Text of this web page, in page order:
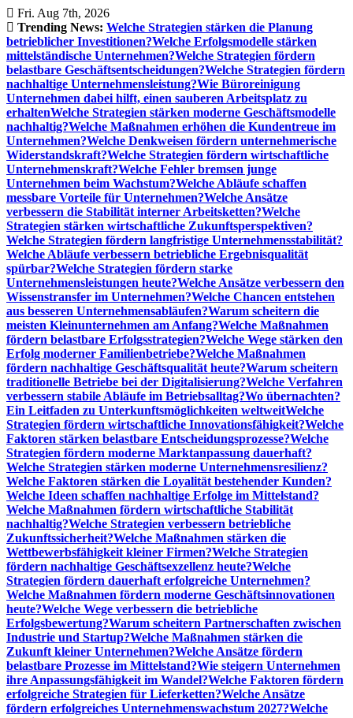
Skip
to
content
Fri. Aug 7th, 2026
Trending News: Welche Strategien stärken die Planung
betrieblicher Investitionen?Welche Erfolgsmodelle stärken
mittelständische Unternehmen?Welche Strategien fördern
belastbare Geschäftsentscheidungen?Welche Strategien fördern
nachhaltige Unternehmensleistung?Wie Büroreinigung
Unternehmen dabei hilft, einen sauberen Arbeitsplatz zu
erhaltenWelche Strategien stärken moderne Geschäftsmodelle
nachhaltig?Welche Maßnahmen erhöhen die Kundentreue im
Unternehmen?Welche Denkweisen fördern unternehmerische
Widerstandskraft?Welche Strategien fördern wirtschaftliche
Unternehmenskraft?Welche Fehler bremsen junge
Unternehmen beim Wachstum?Welche Abläufe schaffen
messbare Vorteile für Unternehmen?Welche Ansätze
verbessern die Stabilität interner Arbeitsketten?Welche
Strategien stärken wirtschaftliche Zukunftsperspektiven?
Welche Strategien fördern langfristige Unternehmensstabilität?
Welche Abläufe verbessern betriebliche Ergebnisqualität
spürbar?Welche Strategien fördern starke
Unternehmensleistungen heute?Welche Ansätze verbessern den
Wissenstransfer im Unternehmen?Welche Chancen entstehen
aus besseren Unternehmensabläufen?Warum scheitern die
meisten Kleinunternehmen am Anfang?Welche Maßnahmen
fördern belastbare Erfolgsstrategien?Welche Wege stärken den
Erfolg moderner Familienbetriebe?Welche Maßnahmen
fördern nachhaltige Geschäftsqualität heute?Warum scheitern
traditionelle Betriebe bei der Digitalisierung?Welche Verfahren
verbessern stabile Abläufe im Betriebsalltag?Wo übernachten?
Ein Leitfaden zu Unterkunftsmöglichkeiten weltweitWelche
Strategien fördern wirtschaftliche Innovationsfähigkeit?Welche
Faktoren stärken belastbare Entscheidungsprozesse?Welche
Strategien fördern moderne Marktanpassung dauerhaft?
Welche Strategien stärken moderne Unternehmensresilienz?
Welche Faktoren stärken die Loyalität bestehender Kunden?
Welche Ideen schaffen nachhaltige Erfolge im Mittelstand?
Welche Maßnahmen fördern wirtschaftliche Stabilität
nachhaltig?Welche Strategien verbessern betriebliche
Zukunftssicherheit?Welche Maßnahmen stärken die
Wettbewerbsfähigkeit kleiner Firmen?Welche Strategien
fördern nachhaltige Geschäftsexzellenz heute?Welche
Strategien fördern dauerhaft erfolgreiche Unternehmen?
Welche Maßnahmen fördern moderne Geschäftsinnovationen
heute?Welche Wege verbessern die betriebliche
Erfolgsbewertung?Warum scheitern Partnerschaften zwischen
Industrie und Startup?Welche Maßnahmen stärken die
Zukunft kleiner Unternehmen?Welche Ansätze fördern
belastbare Prozesse im Mittelstand?Wie steigern Unternehmen
ihre Anpassungsfähigkeit im Wandel?Welche Faktoren fördern
erfolgreiche Strategien für Lieferketten?Welche Ansätze
fördern erfolgreiches Unternehmenswachstum 2027?Welche